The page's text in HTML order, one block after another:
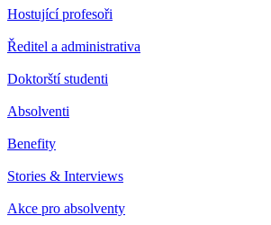
Hostující profesoři
Ředitel a administrativa
Doktorští studenti
Absolventi
Benefity
Stories & Interviews
Akce pro absolventy